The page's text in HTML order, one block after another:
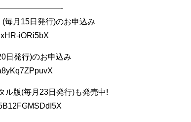
毎月15日発行)のお申込み
iORi5bX
日発行)のお申込み
版(毎月23日発行)も発売中!